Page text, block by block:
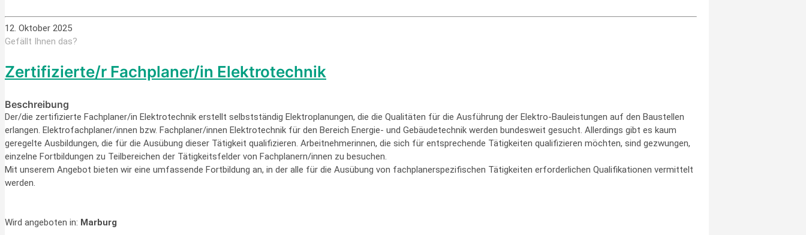
12. Oktober 2025
Gefällt Ihnen das?
Zertifizierte/r Fachplaner/in Elektrotechnik
Beschreibung
Der/die zertifizierte Fachplaner/in Elektrotechnik erstellt selbstständig Elektroplanungen, die die Qualitäten für die Ausführung der Elektro-Bauleistungen auf den Baustellen
erlangen. Elektrofachplaner/innen bzw. Fachplaner/innen Elektrotechnik für den Bereich Energie- und Gebäudetechnik werden bundesweit gesucht. Allerdings gibt es kaum
geregelte Ausbildungen, die für die Ausübung dieser Tätigkeit qualifizieren. Arbeitnehmerinnen, die sich für entsprechende Tätigkeiten qualifizieren möchten, sind gezwungen,
einzelne Fortbildungen zu Teilbereichen der Tätigkeitsfelder von Fachplanern/innen zu besuchen.
Mit unserem Angebot bieten wir eine umfassende Fortbildung an, in der alle für die Ausübung von fachplanerspezifischen Tätigkeiten erforderlichen Qualifikationen vermittelt
werden.
Wird angeboten in: Marburg